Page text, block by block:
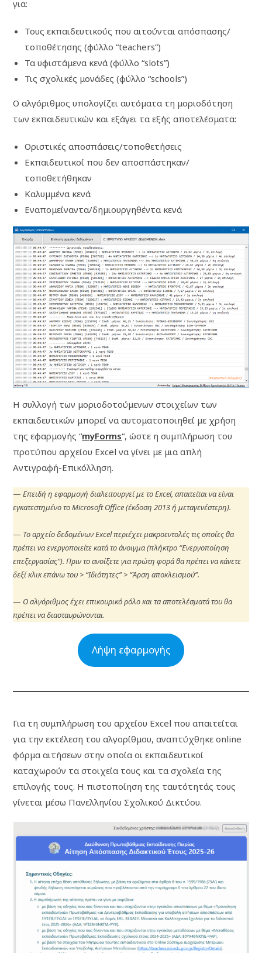
για:
Τους εκπαιδευτικούς που αιτούνται απόσπασης/
τοποθέτησης (φύλλο “teachers”)
Τα υφιστάμενα κενά (φύλλο “slots”)
Τις σχολικές μονάδες (φύλλο “schools”)
Ο αλγόριθμος υπολογίζει αυτόματα τη μοριοδότηση
των εκπαιδευτικών και εξάγει τα εξής αποτελέσματα:
Οριστικές αποσπάσεις/τοποθετήσεις
Εκπαιδευτικοί που δεν αποσπάστηκαν/
τοποθετήθηκαν
Καλυμμένα κενά
Εναπομείναντα/δημιουργηθέντα κενά
Η συλλογή των μοριοδοτούμενων στοιχείων των
εκπαιδευτικών μπορεί να αυτοματοποιηθεί με χρήση
της εφαρμογής “myForms“, ώστε η συμπλήρωση του
προτύπου αρχείου Excel να γίνει με μια απλή
Αντιγραφή-Επικόλληση.
—Επειδή η εφαρμογή διαλειτουργεί με το Excel, απαιτείται να είναι
εγκατεστημένο το Microsoft Office (έκδοση 2013 ή μεταγενέστερη).
— Το αρχείο δεδομένων Excel περιέχει μακροεντολές τις οποίες θα
πρέπει να ενεργοποιείτε κατά το άνοιγμα (πλήκτρο “Ενεργοποίηση
επεξεργασίας”). Πριν το ανοίξετε για πρώτη φορά θα πρέπει να κάνετε
δεξί κλικ επάνω του > “Ιδιότητες” > “Άρση αποκλεισμού”.
— Ο αλγόριθμος έχει επικουρικό ρόλο και τα αποτελέσματά του θα
πρέπει να διασταυρώνονται.
Λήψη εφαρμογής
Για τη συμπλήρωση του αρχείου Excel που απαιτείται
για την εκτέλεση του αλγορίθμου, αναπτύχθηκε online
φόρμα αιτήσεων στην οποία οι εκπαιδευτικοί
καταχωρούν τα στοιχεία τους και τα σχολεία της
επιλογής τους. Η πιστοποίηση της ταυτότητάς τους
γίνεται μέσω Πανελληνίου Σχολικού Δικτύου.